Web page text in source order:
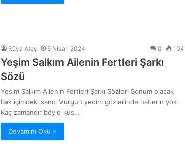
Rüya Ateş 5 Nisan 2024 0 104
Yeşim Salkım Ailenin Fertleri Şarkı
Sözü
Yeşim Salkım Ailenin Fertleri Şarkı Sözleri Sonum olacak
bak içimdeki sancı Vurgun yedim gözlerinde haberin yok
Kaç zamandır böyle küs…
Devamını Oku »